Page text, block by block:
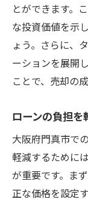
とができます。
な投資価値を示
ょう。さらに、
ーションを展開
ことで、売却の
ローンの負担
大阪府門真市で
軽減するために
が重要です。ま
正な価格を設定